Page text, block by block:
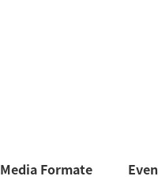
Media Formate